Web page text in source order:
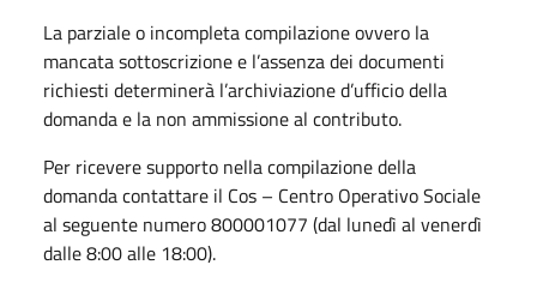
La parziale o incompleta compilazione ovvero la
mancata sottoscrizione e l’assenza dei documenti
richiesti determinerà l’archiviazione d’ufficio della
domanda e la non ammissione al contributo.
Per ricevere supporto nella compilazione della
domanda contattare il Cos – Centro Operativo Sociale
al seguente numero 800001077 (dal lunedì al venerdì
dalle 8:00 alle 18:00).